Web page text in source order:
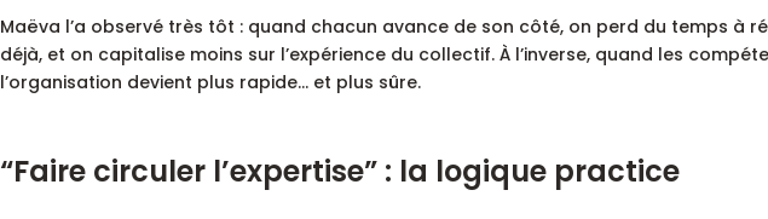
Maëva l’a observé très tôt : quand chacun avance de son côté, on perd du temps à
déjà, et on capitalise moins sur l’expérience du collectif. À l’inverse, quand les
l’organisation devient plus rapide… et plus sûre.
“Faire circuler l’expertise” : la logique practice